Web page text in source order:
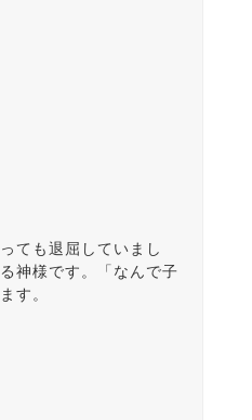
ても退屈していまし
神様です。「なんで子
す。